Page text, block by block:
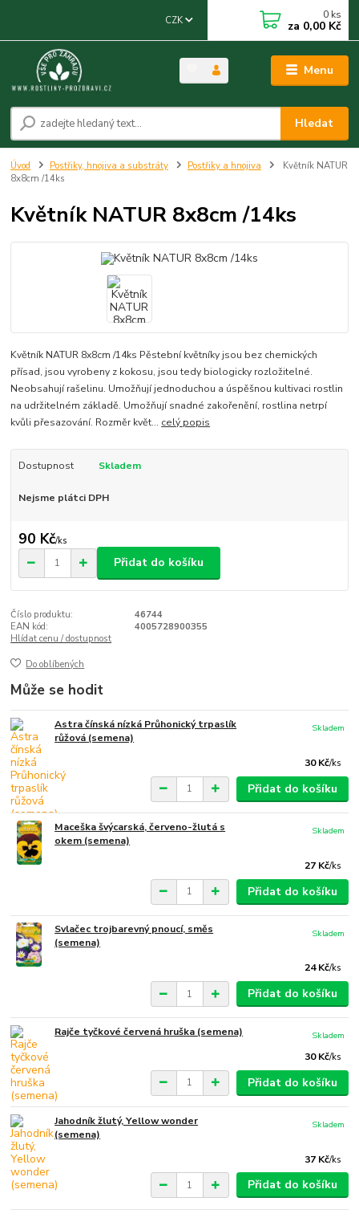
Menu
CZK
Hledat
0 ks
za 0,00 Kč
Úvod Postřiky, hnojiva a substráty Postřiky a hnojiva
Květník NATUR
8x8cm /14ks
Květník NATUR 8x8cm /14ks
Květník NATUR 8x8cm /14ks Pěstební květníky jsou bez chemických
přísad, jsou vyrobeny z kokosu, jsou tedy biologicky rozložitelné.
Neobsahují rašelinu. Umožňují jednoduchou a úspěšnou kultivaci rostlin
na udržitelném základě. Umožňují snadné zakořenění, rostlina netrpí
kvůli přesazování. Rozměr květ... celý popis
Dostupnost Skladem
Nejsme plátci DPH
90 Kč/ks
Přidat do košíku
Číslo produktu:
46744
EAN kód:
4005728900355
Hlídat cenu / dostupnost
Do oblíbených
Může se hodit
Astra čínská nízká Průhonický trpaslík
růžová (semena)
30 Kč/ks
Skladem
Přidat do košíku
Maceška švýcarská, červeno-žlutá s
okem (semena)
27 Kč/ks
Skladem
Přidat do košíku
Svlačec trojbarevný pnoucí, směs
(semena)
24 Kč/ks
Skladem
Přidat do košíku
Rajče tyčkové červená hruška (semena)
30 Kč/ks
Skladem
Přidat do košíku
Jahodník žlutý, Yellow wonder
(semena)
37 Kč/ks
Skladem
Přidat do košíku